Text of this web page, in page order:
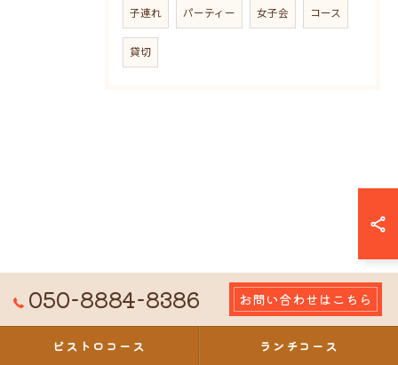
子連れ パーティー 女子会 コース
貸切
050-8884-8386 お問い合わせはこちら
ビストロコース ランチコース